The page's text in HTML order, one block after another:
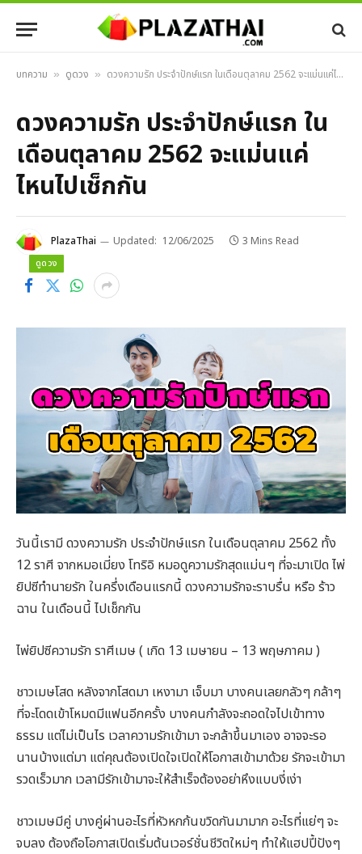
บทความ » ดูดวง » ดวงความรัก ประจำปักษ์แรก ในเดือนตุลาคม 2562 จะแม่นแค่ไหนไปเช็กกัน
ดวงความรัก ประจำปักษ์แรก ใน
เดือนตุลาคม 2562 จะแม่นแค่
ไหนไปเช็กกัน
PlazaThai Updated: 12/06/2025 3 Mins Read
ดูดวง
วันนี้เรามี ดวงความรัก ประจำปักษ์แรก ในเดือนตุลาคม 2562 ทั้ง
12 ราศี จากหมอเมี่ยง โทริอิ หมอดูความรักสุดแม่นๆ ที่จะมาเปิด ไพ่
ยิปซีทำนายรัก ในครึ่งเดือนแรกนี้ ดวงความรักจะราบรื่น หรือ ร้าว
ฉาน ในเดือนนี้ ไปเช็กกัน
ไพ่ยิปซีความรัก ราศีเมษ ( เกิด 13 เมษายน – 13 พฤษภาคม )
ชาวเมษโสด หลังจากโสดมา เหงามา เจ็บมา บางคนเลยกลัวๆ กล้าๆ
ที่จะโดดเข้าโหมดมีแฟนอีกครั้ง บางคนกำลังจะถอดใจไปเข้าทาง
ธรรม แต่ไม่เป็นไร เวลาความรักเข้ามา จะกล้าขึ้นมาเอง อาจจะรอ
นานบ้างแต่มา แต่คุณต้องเปิดใจเปิดให้โอกาสเข้ามาด้วย รักจะเข้ามา
รวดเร็วมาก เวลามีรักเข้ามาจะให้สำเร็จต้องอย่าหึงแบบงี่เง่า
ชาวเมษมีคู่ บางคู่ผ่านอะไรที่หัวหกก้นขวิดกันมามาก อะไรที่แย่ๆ จะ
จบลง ต้องถือโอกาสเปิดเริ่มต้นเวอร์ชั่นชีวิตใหม่ๆ ทำให้แฮปปี้ปังๆ